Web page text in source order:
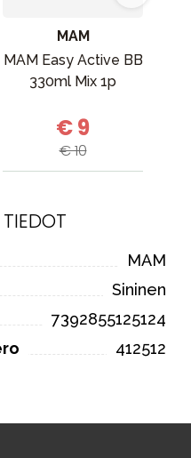
MAM
MAM Easy Active BB
330ml Mix 1p
€ 9
€ 10
MAM
Sininen
7392855125124
412512